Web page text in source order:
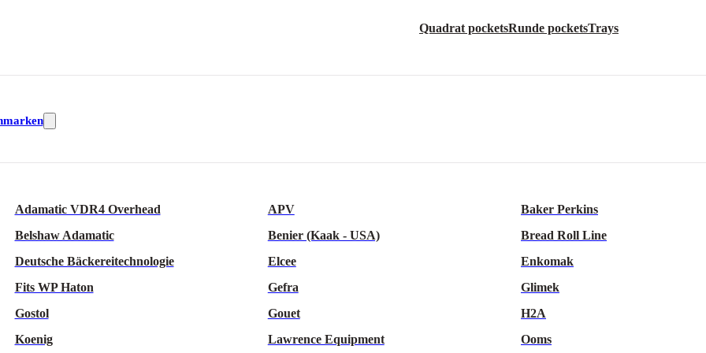
Quadrat pocketsRunde pocketsTrays
Adamatic VDR4 Overhead APV
Baker Perkins
Belshaw Adamatic
Benier (Kaak - USA)
Bread Roll Line
Deutsche Bäckereitechnologie
Elcee
Enkomak
Fits WP Haton
Gefra
Glimek
Gostol
Gouet
H2A
Koenig
Lawrence Equipment
Ooms